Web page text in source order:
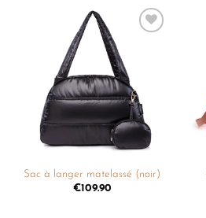
Sac à langer matelassé (noir)
€109.90